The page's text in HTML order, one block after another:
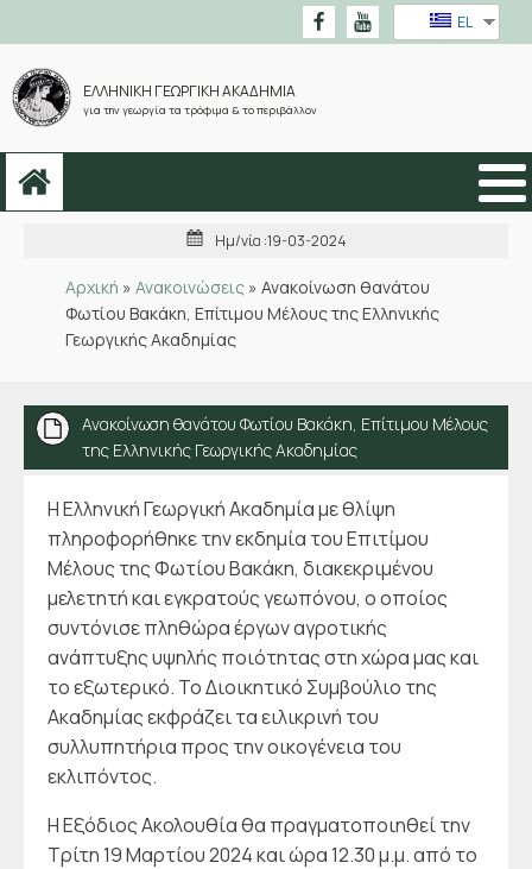
EL
ΕΛΛΗΝΙΚΗ ΓΕΩΡΓΙΚΗ ΑΚΑΔΗΜΙΑ
για την γεωργία τα τρόφιμα & το περιβάλλον
Ημ/νία :19-03-2024
Αρχική » Ανακοινώσεις» Ανακοίνωση θανάτου
Φωτίου Βακάκη, Επίτιμου Μέλους της Ελληνικής
Γεωργικής Ακαδημίας
Ανακοίνωση θανάτου Φωτίου Βακάκη, Επίτιμου Μέλους
της Ελληνικής Γεωργικής Ακαδημίας
Η Ελληνική Γεωργική Ακαδημία με θλίψη
πληροφορήθηκε την εκδημία του Επιτίμου
Μέλους της Φωτίου Βακάκη, διακεκριμένου
μελετητή και εγκρατούς γεωπόνου, ο οποίος
συντόνισε πληθώρα έργων αγροτικής
ανάπτυξης υψηλής ποιότητας στη χώρα μας και
το εξωτερικό. Το Διοικητικό Συμβούλιο της
Ακαδημίας εκφράζει τα ειλικρινή του
συλλυπητήρια προς την οικογένεια του
εκλιπόντος.
Η Εξόδιος Ακολουθία θα πραγματοποιηθεί την
Τρίτη 19 Μαρτίου 2024 και ώρα 12.30 μ.μ. από το